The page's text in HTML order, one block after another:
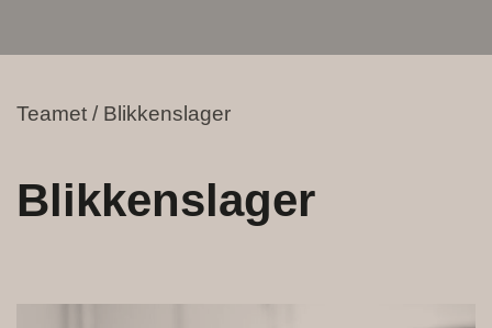
Teamet / Blikkenslager
Blikkenslager